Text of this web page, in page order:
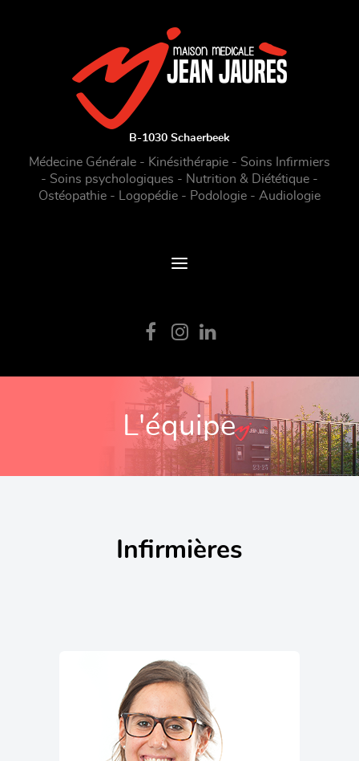
B-1030 Schaerbeek
Médecine Générale - Kinésithérapie - Soins Infirmiers
- Soins psychologiques - Nutrition & Diététique -
Ostéopathie - Logopédie - Podologie - Audiologie
L'équipe
Infirmières